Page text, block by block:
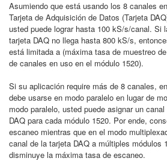
Asumiendo que está usando los 8 canales
Tarjeta de Adquisición de Datos (Tarjeta
usted puede lograr hasta 100 kS/s/canal. Si
tarjeta DAQ no llega hasta 800 kS/s,
está limitada a (máxima tasa de muestreo
de canales en uso en el módulo 1520).
Si su aplicación require más de 8 canales,
debe usarse en modo paralelo en lugar de
modo paralelo, usted puede asignar un
DAQ para cada módulo 1520. Por ende,
escaneo mientras que en el modo
canal de la tarjeta DAQ a múltiples módulos
disminuye la máxima tasa de escaneo.